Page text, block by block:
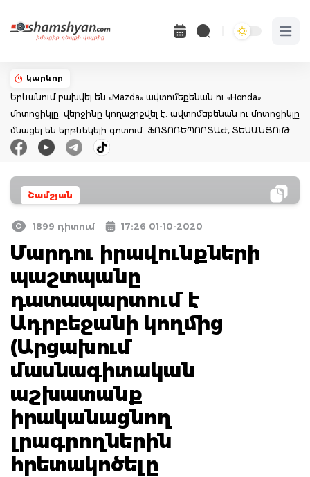
Open
կարևոր
Երևանում բախվել են «Mazda» ավտոմեքենան ու «Honda»
մոտոցիկլը. վերջինը կողաշրջվել է. ավտոմեքենան ու մոտոցիկլը
մնացել են երթևեկելի գոտում. ՖՈՏՈՌԵՊՈՐՏԱԺ, ՏԵՍԱՆՅՈւԹ
Շամշյան
1899 դիտում 17:26 01-10-2020
Մարդու իրավունքների
պաշտպանը
դատապարտում է
Ադրբեջանի կողմից
(Արցախում
մասնագիտական
աշխատանք
իրականացնող
լրագրողներին
հրետակոծելը